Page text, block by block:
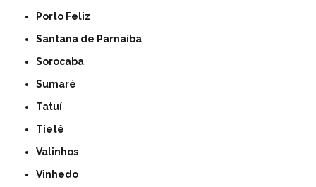
Porto Feliz
Santana de Parnaíba
Sorocaba
Sumaré
Tatuí
Tietê
Valinhos
Vinhedo